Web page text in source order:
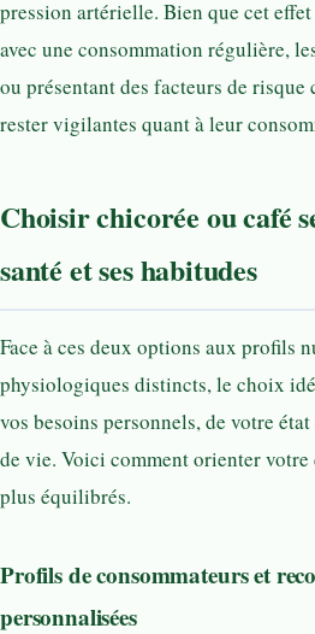
pression artérielle. Bien que cet effet
avec une consommation régulière,
ou présentant des facteurs de
rester vigilantes quant à leur
Choisir chicorée ou café
santé et ses habitudes
Face à ces deux options aux profils
physiologiques distincts, le choix
vos besoins personnels, de votre
de vie. Voici comment orienter
plus équilibrés.
Profils de consommateurs et
personnalisées